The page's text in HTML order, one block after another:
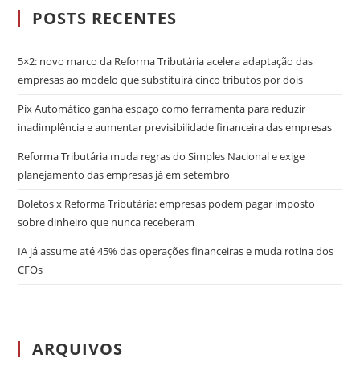
POSTS RECENTES
5×2: novo marco da Reforma Tributária acelera adaptação das
empresas ao modelo que substituirá cinco tributos por dois
Pix Automático ganha espaço como ferramenta para reduzir
inadimplência e aumentar previsibilidade financeira das empresas
Reforma Tributária muda regras do Simples Nacional e exige
planejamento das empresas já em setembro
Boletos x Reforma Tributária: empresas podem pagar imposto
sobre dinheiro que nunca receberam
IA já assume até 45% das operações financeiras e muda rotina dos
CFOs
ARQUIVOS